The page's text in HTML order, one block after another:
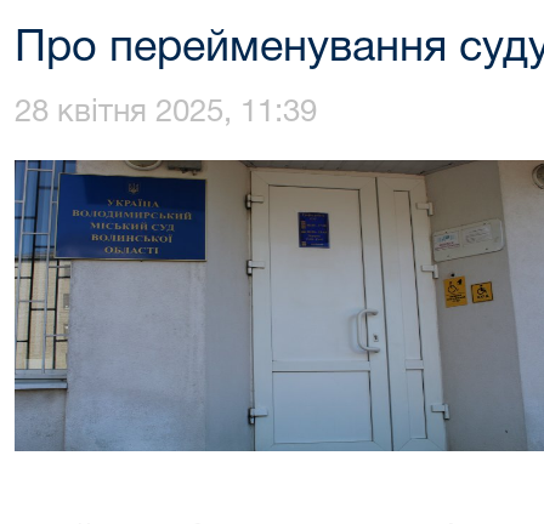
Про перейменування
28 квітня 2025, 11:39